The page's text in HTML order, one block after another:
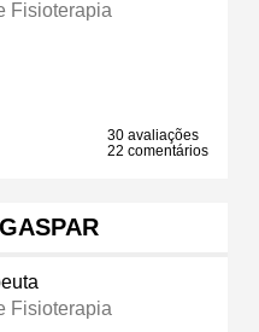
Fisioterapia
30 avaliações
22 comentários
Fisioterapia